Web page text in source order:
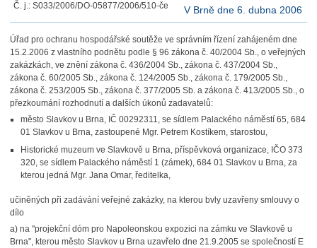
Č. j.: S033/2006/DO-05877/2006/510-če
V Brně dne 6. dubna 2006
Úřad pro ochranu hospodářské soutěže ve správním řízení zahájeném dne
15.2.2006 z vlastního podnětu podle § 96 zákona č. 40/2004 Sb., o veřejných
zakázkách, ve znění zákona č. 436/2004 Sb., zákona č. 437/2004 Sb.,
zákona č. 60/2005 Sb., zákona č. 124/2005 Sb., zákona č. 179/2005 Sb.,
zákona č. 253/2005 Sb., zákona č. 377/2005 Sb. a zákona č. 413/2005 Sb., o
přezkoumání rozhodnutí a dalších úkonů zadavatelů:
město Slavkov u Brna, IČ 00292311, se sídlem Palackého náměstí 65, 684
01 Slavkov u Brna, zastoupené Mgr. Petrem Kostíkem, starostou,
Historické muzeum ve Slavkově u Brna, příspěvková organizace, IČO 373
320, se sídlem Palackého náměstí 1 (zámek), 684 01 Slavkov u Brna, za
kterou jedná Mgr. Jana Omar, ředitelka,
učiněných při zadávání veřejné zakázky, na kterou bvly uzavřeny smlouvy o
dílo
a) na "projekční dóm pro Napoleonskou expozici na zámku ve Slavkově u
Brna", kterou město Slavkov u Brna uzavřelo dne 21.9.2005 se společností E